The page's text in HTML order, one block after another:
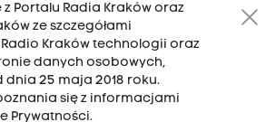
Juliusza Słowackiego 22, 30-007
Antena: 12 200 33 33
Portalu Radia Kraków oraz
ze szczegółami
Kraków technologii oraz
danych osobowych,
25 maja 2018 roku.
się z informacjami
Prywatności.